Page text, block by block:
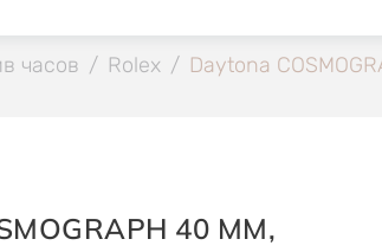
часов / Rolex / Daytona
40 MM,